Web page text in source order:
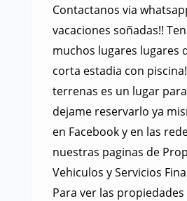
Contactanos via
vacaciones soñadas!!
muchos lugares lugares
corta estadia con
terrenas es un lugar
dejame reservarlo ya
en Facebook y en las
nuestras paginas de
Vehiculos y Servicios
Para ver las